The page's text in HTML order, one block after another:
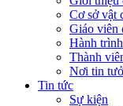
Cơ sở vật
Giáo viên
Hành
Thành
Nơi tin
Tin tức
Sự kiện